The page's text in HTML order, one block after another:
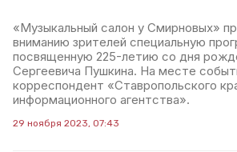
«Музыкальный салон у Смирновых»
вниманию зрителей специальную
посвященную 225-летию со дня
Сергеевича Пушкина. На месте
корреспондент «Ставропольского
информационного агентства».
29 ноября 2023, 07:43